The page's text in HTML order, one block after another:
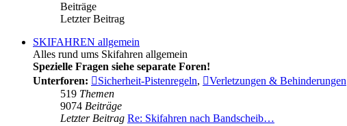
Beiträge
Letzter Beitrag
SKIFAHREN allgemein
Alles rund ums Skifahren allgemein
Spezielle Fragen siehe separate Foren!
Unterforen:
Sicherheit-Pistenregeln,
Verletzungen & Behinderungen
519 Themen
9074 Beiträge
Letzter Beitrag Re: Skifahren nach Bandscheib…